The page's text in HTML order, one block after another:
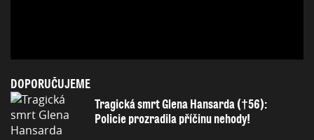
DOPORUČUJEME
Tragická smrt Glena Hansarda (†56):
Policie prozradila příčinu nehody!